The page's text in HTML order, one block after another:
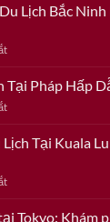
Lịch Bắc
ở
Phá
Điểm
Du
Bắc
Dẫn
2026
Tại Pháp Hấp
ở
Điểm
Du
Tại
Hấp
Tại Kuala
ở
Địa
Tokyo: Khám